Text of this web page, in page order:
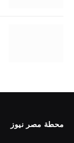
محطة مصر نيوز